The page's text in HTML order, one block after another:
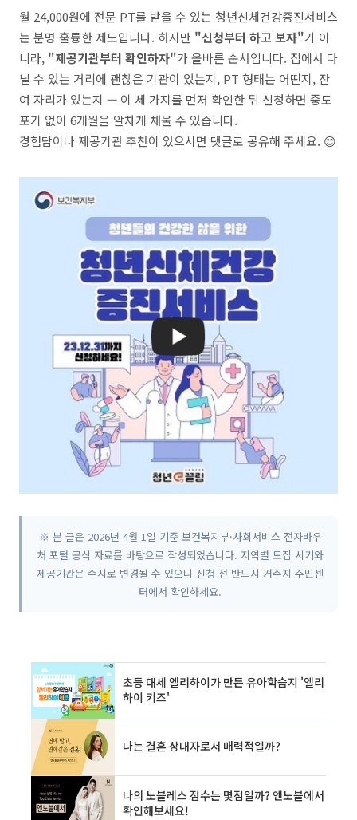
월 24,000원에 전문 PT를 받을 수 있는 청년신체건강증진서비스
는 분명 훌륭한 제도입니다. 하지만 "신청부터 하고 보자"가 아
니라, "제공기관부터 확인하자"가 올바른 순서입니다. 집에서 다
닐 수 있는 거리에 괜찮은 기관이 있는지, PT 형태는 어떤지, 잔
여 자리가 있는지 — 이 세 가지를 먼저 확인한 뒤 신청하면 중도
포기 없이 6개월을 알차게 채울 수 있습니다.
경험담이나 제공기관 추천이 있으시면 댓글로 공유해 주세요. 😊
※ 본 글은 2026년 4월 1일 기준 보건복지부·사회서비스 전자바우
처 포털 공식 자료를 바탕으로 작성되었습니다. 지역별 모집 시기와
제공기관은 수시로 변경될 수 있으니 신청 전 반드시 거주지 주민센
터에서 확인하세요.